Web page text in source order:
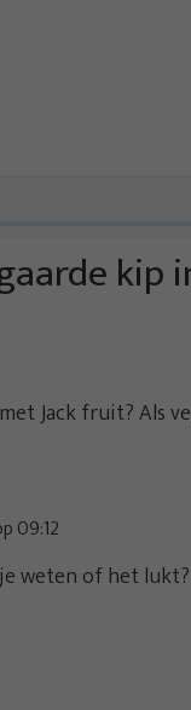
kip
Jack fruit? Als
09:12
weten of het lukt?